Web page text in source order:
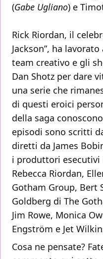
(Gabe Ugliano) e
Rick Riordan, il
Jackson”, ha
team creativo e gli
Dan Shotz per dare
una serie che
di questi eroici
della saga
episodi sono scritti
diretti da James
i produttori esecutivi
Rebecca Riordan,
Gotham Group, Bert
Goldberg di The
Jim Rowe, Monica
Engström e Jet
Cosa ne pensate?